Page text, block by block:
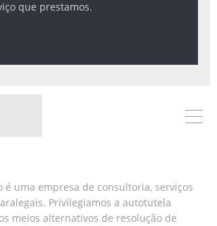
que prestamos.
é uma empresa de consultoria, serviços
Privilegiamos a autotutela
meios alternativos de resolução de